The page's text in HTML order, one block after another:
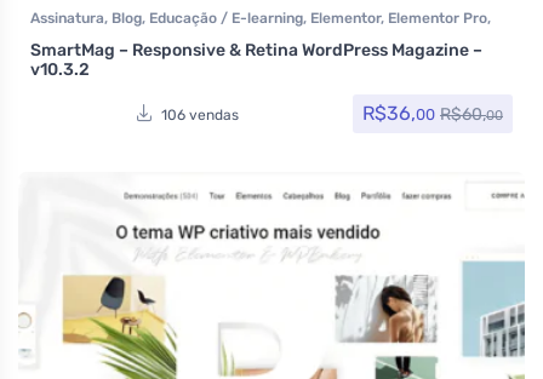
Assinatura, Blog, Educação / E-learning, Elementor, Elementor Pro,
Multiuso , Portfolio Som e video, Tecnologia Temas Themeforest
Todos os itens
SmartMag – Responsive & Retina WordPress Magazine –
v10.3.2
106 vendas R$36,00 R$60,00